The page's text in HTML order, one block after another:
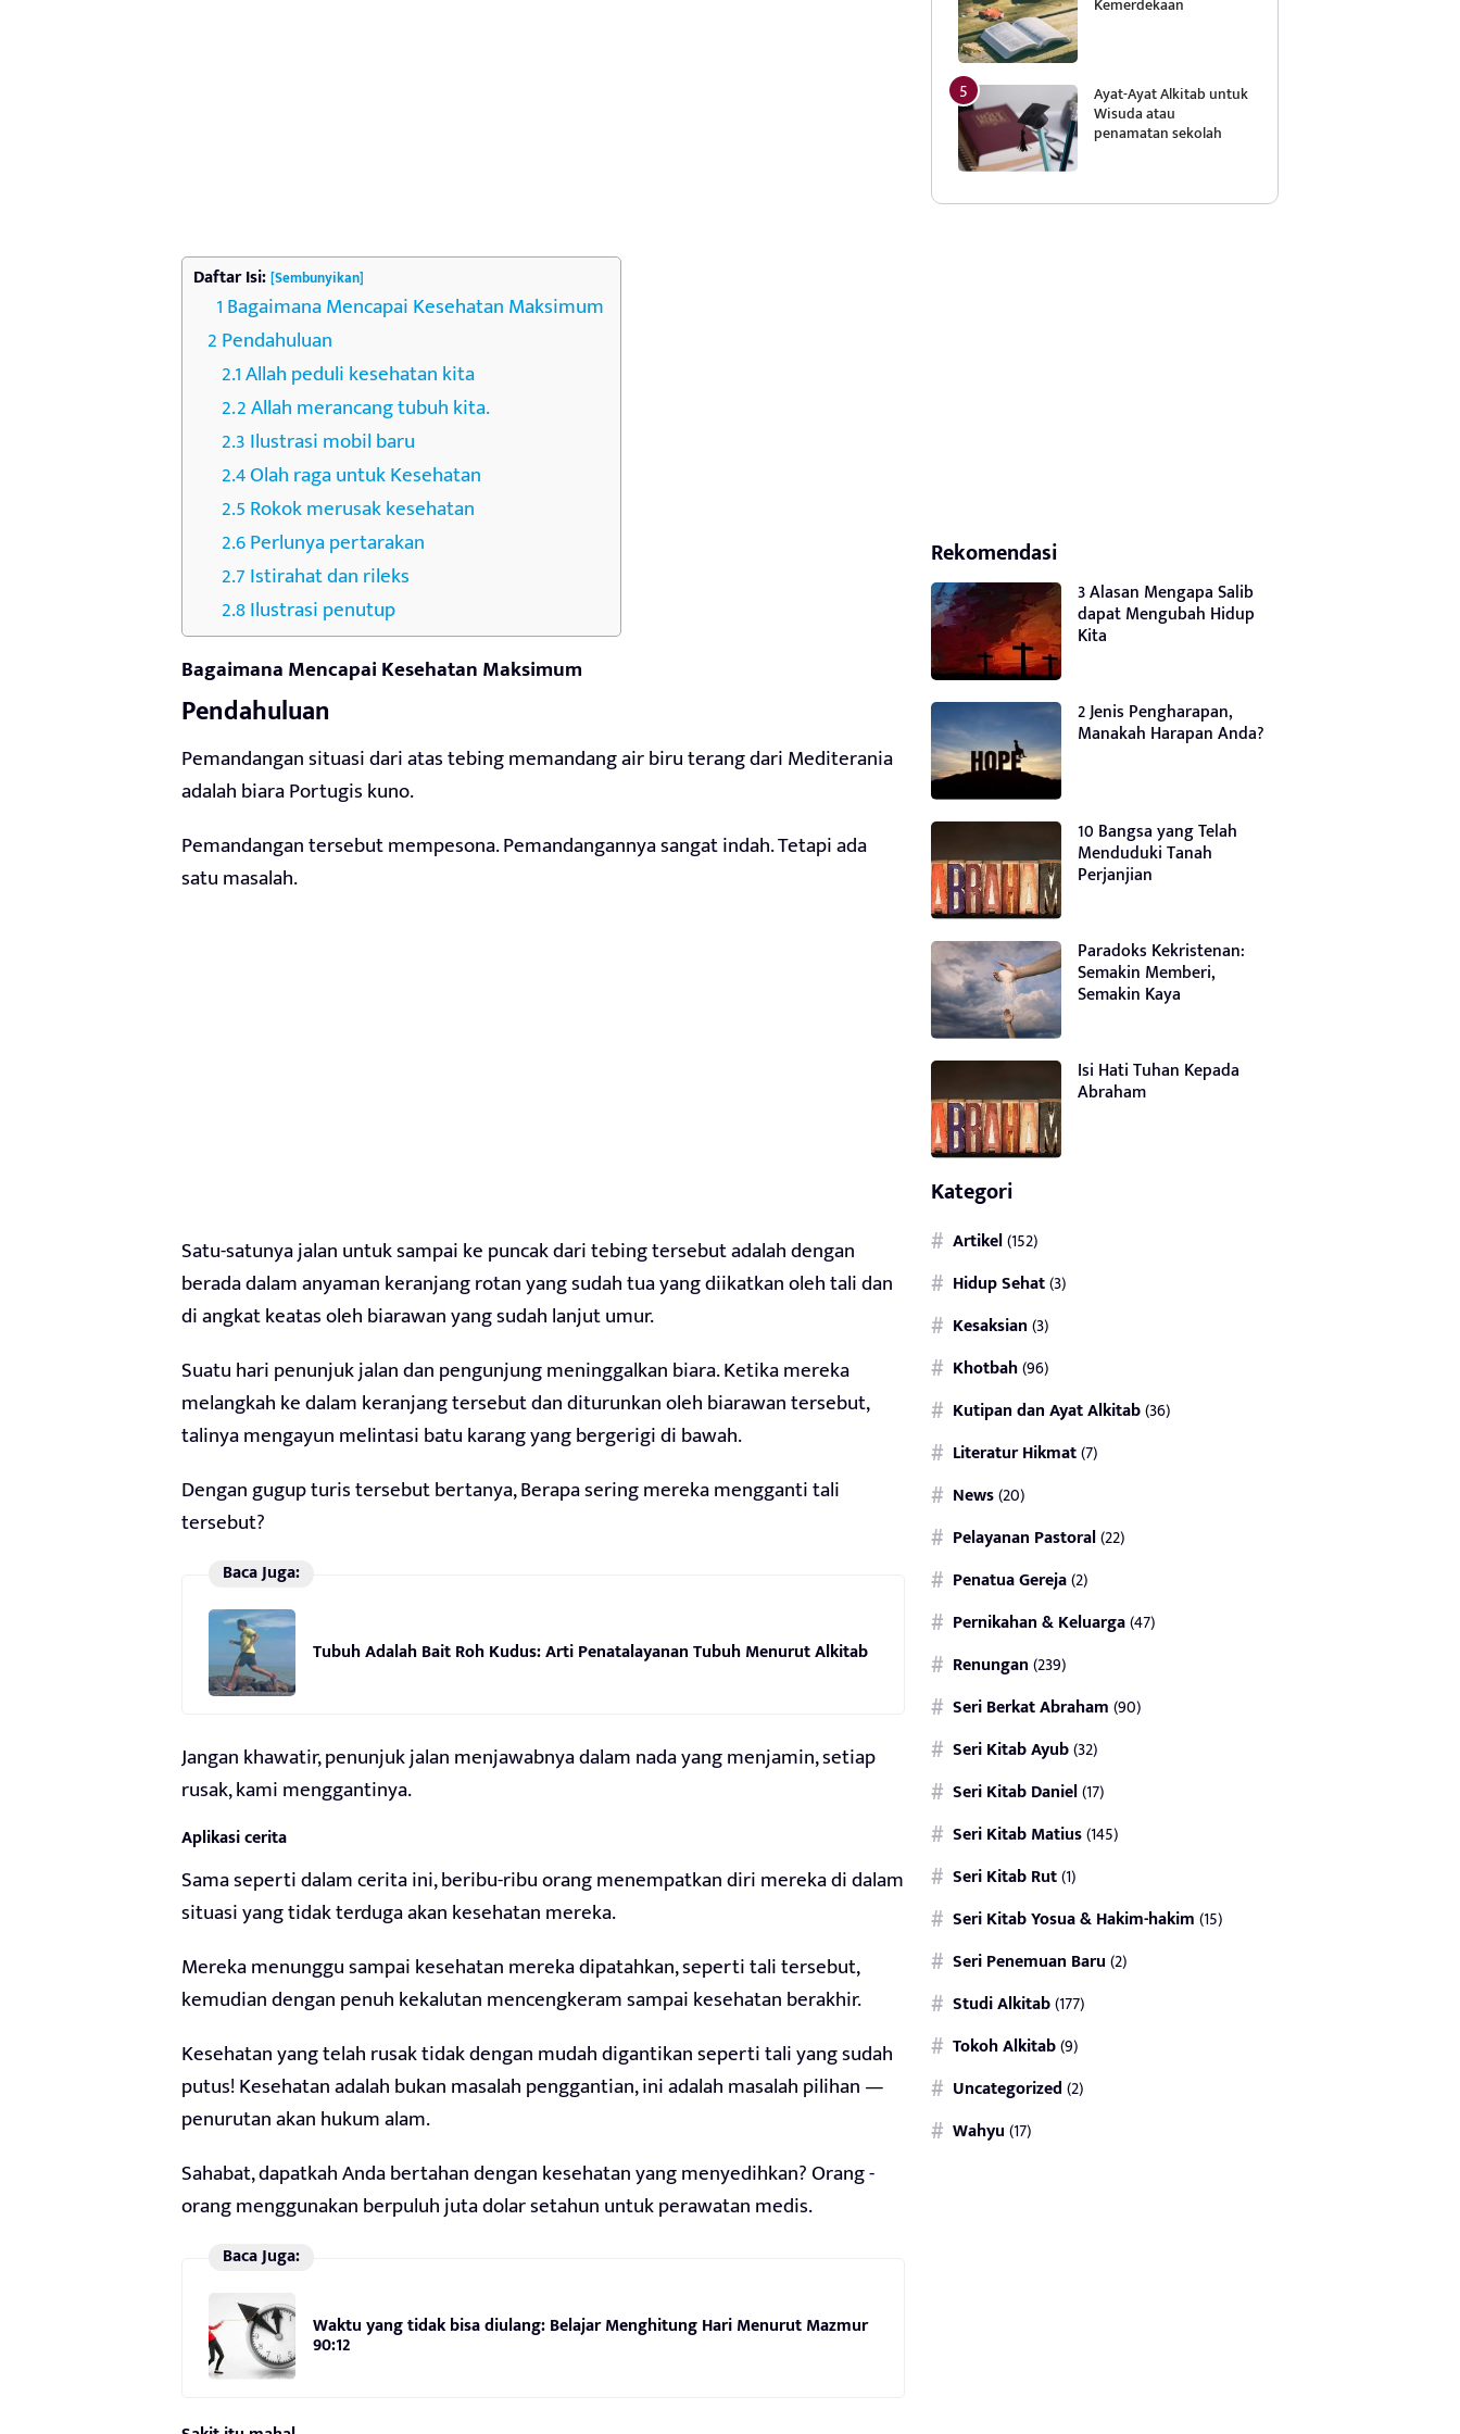
Daftar Isi:[Sembunyikan]
Bagaimana Mencapai Kesehatan Maksimum
Pendahuluan
Allah peduli kesehatan kita
Allah merancang tubuh kita.
Ilustrasi mobil baru
Olah raga untuk Kesehatan
Rokok merusak kesehatan
Perlunya pertarakan
Istirahat dan rileks
Ilustrasi penutup
Bagaimana Mencapai Kesehatan Maksimum
Pendahuluan
Pemandangan situasi dari atas tebing memandang air biru terang dari Mediterania
adalah biara Portugis kuno.
Pemandangan tersebut mempesona. Pemandangannya sangat indah. Tetapi ada
satu masalah.
Satu-satunya jalan untuk sampai ke puncak dari tebing tersebut adalah dengan
berada dalam anyaman keranjang rotan yang sudah tua yang diikatkan oleh tali dan
di angkat keatas oleh biarawan yang sudah lanjut umur.
Suatu hari penunjuk jalan dan pengunjung meninggalkan biara. Ketika mereka
melangkah ke dalam keranjang tersebut dan diturunkan oleh biarawan tersebut,
talinya mengayun melintasi batu karang yang bergerigi di bawah.
Dengan gugup turis tersebut bertanya, Berapa sering mereka mengganti tali
tersebut?
Baca Juga:
Tubuh Adalah Bait Roh Kudus: Arti Penatalayanan Tubuh Menurut Alkitab
Jangan khawatir, penunjuk jalan menjawabnya dalam nada yang menjamin, setiap
rusak, kami menggantinya.
Aplikasi cerita
Sama seperti dalam cerita ini, beribu-ribu orang menempatkan diri mereka di dalam
situasi yang tidak terduga akan kesehatan mereka.
Mereka menunggu sampai kesehatan mereka dipatahkan, seperti tali tersebut,
kemudian dengan penuh kekalutan mencengkeram sampai kesehatan berakhir.
Kesehatan yang telah rusak tidak dengan mudah digantikan seperti tali yang sudah
putus! Kesehatan adalah bukan masalah penggantian, ini adalah masalah pilihan —
penurutan akan hukum alam.
Sahabat, dapatkah Anda bertahan dengan kesehatan yang menyedihkan? Orang -
orang menggunakan berpuluh juta dolar setahun untuk perawatan medis.
Baca Juga:
Waktu yang tidak bisa diulang: Belajar Menghitung Hari Menurut Mazmur
90:12
Ayat-Ayat Alkitab untuk
Wisuda atau
penamatan sekolah
Rekomendasi
3 Alasan Mengapa Salib
dapat Mengubah Hidup
Kita
2 Jenis Pengharapan,
Manakah Harapan Anda?
10 Bangsa yang Telah
Menduduki Tanah
Perjanjian
Paradoks Kekristenan:
Semakin Memberi,
Semakin Kaya
Isi Hati Tuhan Kepada
Abraham
Kategori
Artikel(152)
Hidup Sehat(3)
Kesaksian(3)
Khotbah(96)
Kutipan dan Ayat Alkitab(36)
Literatur Hikmat(7)
News(20)
Pelayanan Pastoral(22)
Penatua Gereja(2)
Pernikahan & Keluarga(47)
Renungan(239)
Seri Berkat Abraham(90)
Seri Kitab Ayub(32)
Seri Kitab Daniel(17)
Seri Kitab Matius(145)
Seri Kitab Rut(1)
Seri Kitab Yosua & Hakim-hakim(15)
Seri Penemuan Baru(2)
Studi Alkitab(177)
Tokoh Alkitab(9)
Uncategorized(2)
Wahyu(17)